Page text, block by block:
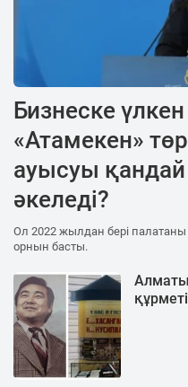
Бизнеске үлкен
«Атамекен»
ауысуы қандай
әкеледі?
Ол 2022 жылдан бері
орнын басты.